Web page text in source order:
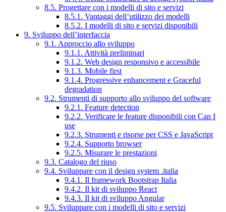
8.5. Progettare con i modelli di sito e servizi
8.5.1. Vantaggi dell’utilizzo dei modelli
8.5.2. I modelli di sito e servizi disponibili
9. Sviluppo dell’interfaccia
9.1. Approccio allo sviluppo
9.1.1. Attività preliminari
9.1.2. Web design responsivo e accessibile
9.1.3. Mobile first
9.1.4. Progressive enhancement e Graceful
degradation
9.2. Strumenti di supporto allo sviluppo del software
9.2.1. Feature detection
9.2.2. Verificare le feature disponibili con Can I
use
9.2.3. Strumenti e risorse per CSS e JavaScript
9.2.4. Supporto browser
9.2.5. Misurare le prestazioni
9.3. Catalogo del riuso
9.4. Sviluppare con il design system .italia
9.4.1. Il framework Bootstrap Italia
9.4.2. Il kit di sviluppo React
9.4.3. Il kit di sviluppo Angular
9.5. Sviluppare con i modelli di sito e servizi